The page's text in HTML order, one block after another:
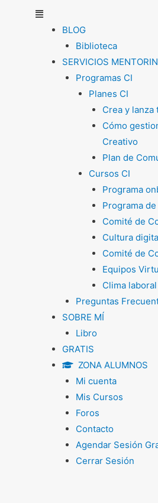
Menú
BLOG
Biblioteca
SERVICIOS
Programas CI
Planes CI
Crea y lanza
Cómo
Creativo
Plan de
Cursos CI
Programa
Programa
Comité de
Cultura
Comité de
Equipos
Clima laboral
Preguntas
SOBRE MÍ
Libro
GRATIS
ZONA ALUMNOS
Mi cuenta
Mis Cursos
Foros
Contacto
Agendar Sesión
Cerrar Sesión